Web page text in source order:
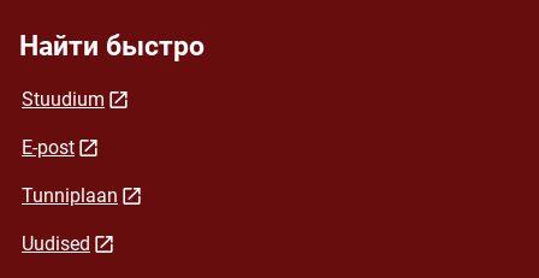
Найти быстро
Stuudium
E-post
Tunniplaan
Uudised